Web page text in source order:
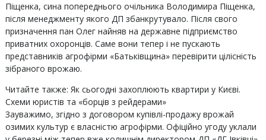
Піщенка, сина попереднього очільника Володимира Піщенка,
після менеджменту якого ДП збанкрутувало. Після свого
призначення пан Олег найняв на державне підприємство
приватних охоронців. Саме вони тепер і не пускають
представників агрофірми «Батьківщина» перевірити цілісність
зібраного врожаю.
Читайте также: Як сьогодні захоплюють квартири у Києві.
Схеми юристів та «борців з рейдерами»
Зауважимо, згідно з договором купівлі-продажу врожай
озимих культур є власністю агрофірми. Офіційно угоду уклали